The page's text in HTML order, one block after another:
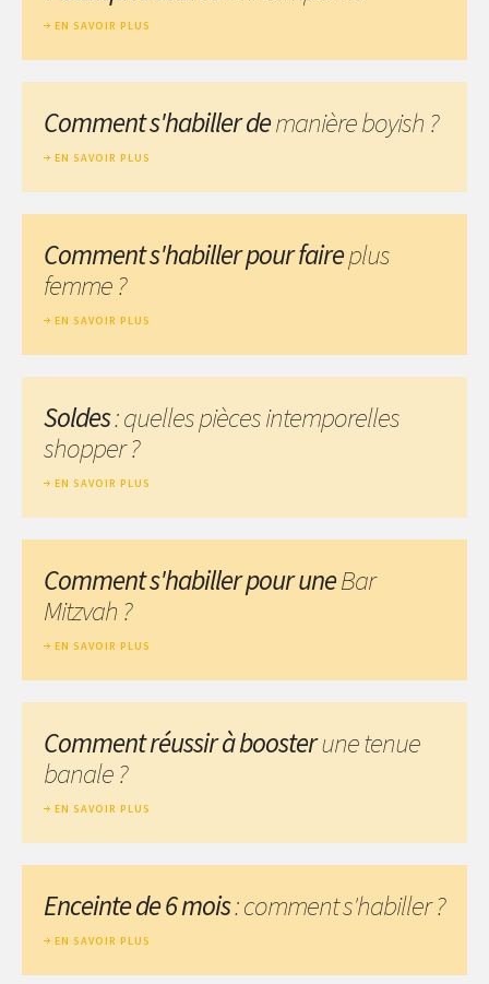
EN SAVOIR PLUS
Comment s'habiller demanière boyish ?
EN SAVOIR PLUS
Comment s'habiller pour faireplus
femme ?
EN SAVOIR PLUS
Soldes: quelles pièces intemporelles
shopper ?
EN SAVOIR PLUS
Comment s'habiller pour uneBar
Mitzvah ?
EN SAVOIR PLUS
Comment réussir à boosterune tenue
banale ?
EN SAVOIR PLUS
Enceinte de 6 mois: comment s'habiller ?
EN SAVOIR PLUS